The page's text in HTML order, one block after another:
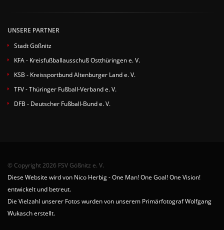
UNSERE PARTNER
Stadt Gößnitz
KFA - Kreisfußballausschuß Ostthüringen e. V.
KSB - Kreissportbund Altenburger Land e. V.
TFV - Thüringer Fußball-Verband e. V.
DFB - Deutscher Fußball-Bund e. V.
© Copyright 2026 FSV Gößnitz e. V.
Diese Website wird von Nico Herbig - One Man! One Goal! One Vision!
entwickelt und betreut.
Die Vielzahl unserer Fotos wurden von unserem Primärfotograf Wolfgang
Wukasch erstellt.